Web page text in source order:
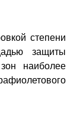
степени
защиты
наиболее